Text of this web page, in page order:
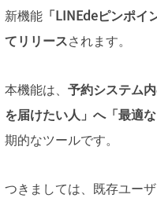
新機能 「LINEdeピンポイ
てリリースされます。
本機能は、 予約システム
を届けたい人」へ「最適
期的なツールです。
つきましては、既存ユー